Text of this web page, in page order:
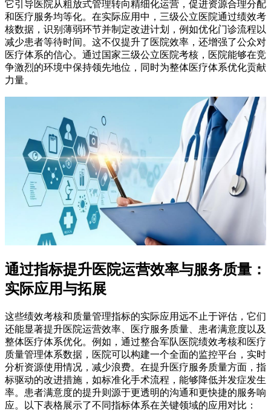
它引导医院从粗放式管理转向精细化运营，促进资源合理分配
和医疗服务均等化。在实际应用中，三级公立医院通过绩效考
核数据，识别薄弱环节并制定改进计划，例如优化门诊流程以
减少患者等待时间。这不仅提升了医院效率，还增强了公众对
医疗体系的信心。通过国家三级公立医院考核，医院能够在竞
争激烈的环境中保持领先地位，同时为整体医疗体系优化贡献
力量。
通过指标提升医院运营效率与服务质量：
实际应用与拓展
这些绩效考核和质量管理指标的实际应用远不止于评估，它们
还能显著提升医院运营效率、医疗服务质量、患者满意度以及
整体医疗体系优化。例如，通过整合军队医院绩效考核和医疗
质量管理体系数据，医院可以构建一个全面的监控平台，实时
分析资源使用情况，减少浪费。在提升医疗服务质量方面，指
标驱动的改进措施，如标准化手术流程，能够降低并发症发生
率。患者满意度的提升则源于更透明的沟通和更快捷的服务响
应。以下表格展示了不同指标体系在关键领域的应用对比：